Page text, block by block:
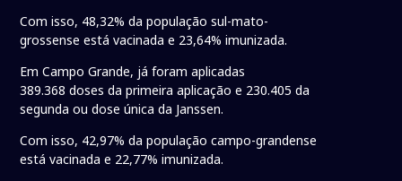
Com isso, 48,32% da população sul-mato-
grossense está vacinada e 23,64% imunizada.
Em Campo Grande, já foram aplicadas
389.368 doses da primeira aplicação e 230.405 da
segunda ou dose única da Janssen.
Com isso, 42,97% da população campo-grandense
está vacinada e 22,77% imunizada.